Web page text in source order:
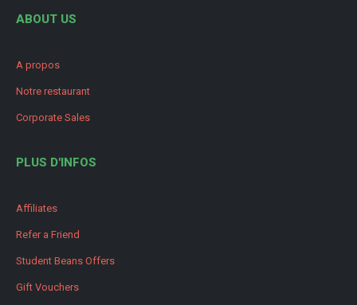
ABOUT US
A propos
Notre restaurant
Corporate Sales
PLUS D'INFOS
Affiliates
Refer a Friend
Student Beans Offers
Gift Vouchers